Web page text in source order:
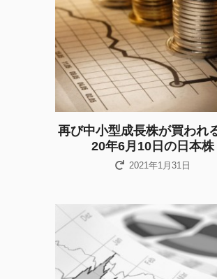
再び中小型成長株が買われ
20年6月10日の日本株
2021年1月31日